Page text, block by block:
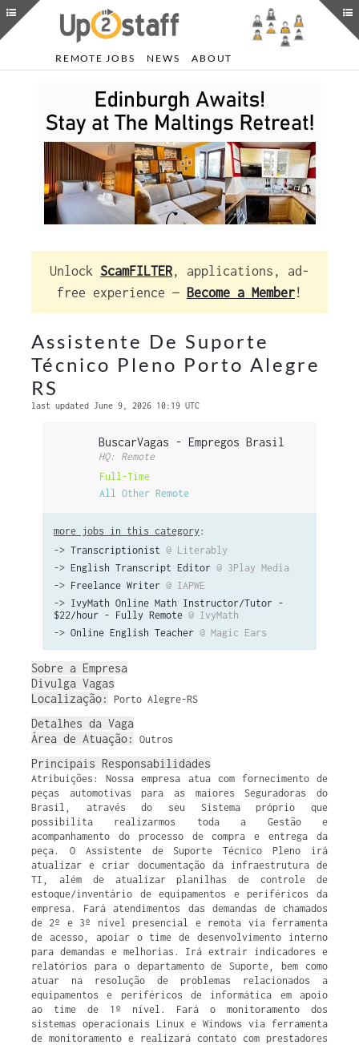
REMOTE JOBS NEWS ABOUT
Unlock ScamFILTER, applications, ad-
free experience — Become a Member!
Assistente De Suporte
Técnico Pleno Porto Alegre
RS
last updated June 9, 2026 10:19 UTC
BuscarVagas - Empregos Brasil
HQ: Remote
Full-Time
All Other Remote
more jobs in this category :
-> Transcriptionist @ Literably
-> English Transcript Editor @ 3Play Media
-> Freelance Writer @ IAPWE
-> IvyMath Online Math Instructor/Tutor -
$22/hour - Fully Remote @ IvyMath
-> Online English Teacher @ Magic Ears
Sobre a Empresa
Divulga Vagas
Localização:
Porto Alegre-RS
Detalhes da Vaga
Área de Atuação:
Outros
Principais Responsabilidades
Atribuições: Nossa empresa atua com fornecimento de
peças automotivas para as maiores Seguradoras do
Brasil, através do seu Sistema próprio que
possibilita realizarmos toda a Gestão e
acompanhamento do processo de compra e entrega da
peça. O Assistente de Suporte Técnico Pleno irá
atualizar e criar documentação da infraestrutura de
TI, além de atualizar planilhas de controle de
estoque/inventário de equipamentos e periféricos da
empresa. Fará atendimentos das demandas de chamados
de 2º e 3º nível presencial e remota via ferramenta
de acesso, apoiar o time de desenvolvimento interno
para demandas e melhorias. Irá extrair indicadores e
relatórios para o departamento de Suporte, bem como
atuar na resolução de problemas relacionados a
equipamentos e periféricos de informática em apoio
ao time de 1º nível. Fará o monitoramento dos
sistemas operacionais Linux e Windows via ferramenta
de monitoramento e realizará contato com prestadores